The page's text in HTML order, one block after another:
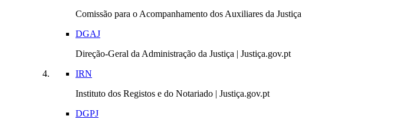
Comissão para o Acompanhamento dos Auxiliares da Justiça
DGAJ
Direção-Geral da Administração da Justiça | Justiça.gov.pt
IRN
Instituto dos Registos e do Notariado | Justiça.gov.pt
DGPJ